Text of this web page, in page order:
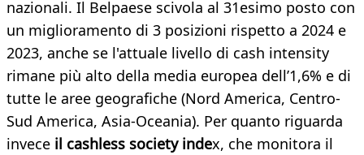
nazionali. Il Belpaese scivola al 31esimo posto con
un miglioramento di 3 posizioni rispetto a 2024 e
2023, anche se l'attuale livello di cash intensity
rimane più alto della media europea dell’1,6% e di
tutte le aree geografiche (Nord America, Centro-
Sud America, Asia-Oceania). Per quanto riguarda
invece il cashless society index, che monitora il